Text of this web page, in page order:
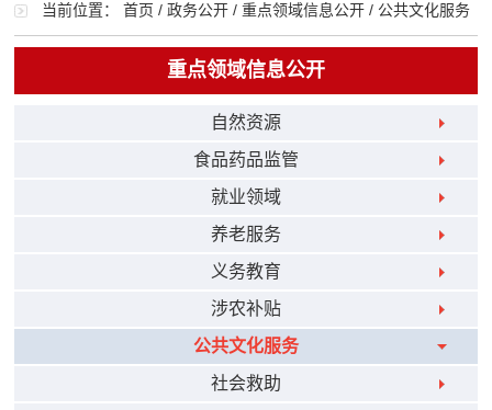
当前位置：首页 /政务公开 /重点领域信息公开 / 公共文化服务
重点领域信息公开
自然资源
食品药品监管
就业领域
养老服务
义务教育
涉农补贴
公共文化服务
社会救助